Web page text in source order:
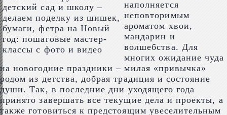
наполняется
неповторимым
ароматом хвои,
мандарин и
волшебства. Для
многих ожидание чуда
на новогодние праздники – милая «привычка»
родом из детства, добрая традиция и состояние
души. Так, в последние дни уходящего года
принято завершать все текущие дела и проекты, а
также готовиться к предстоящим увеселительным